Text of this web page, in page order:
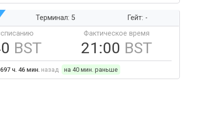
Терминал: 5
Гейт: -
BST
Фактическое время
21:00 BST
ч. 46 мин. назад на 40 мин. раньше